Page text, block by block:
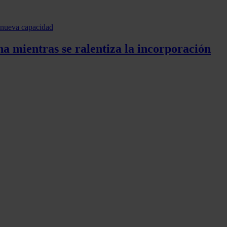
mientras se ralentiza la incorporación